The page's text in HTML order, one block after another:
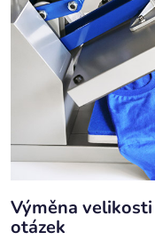
Výměna
otázek